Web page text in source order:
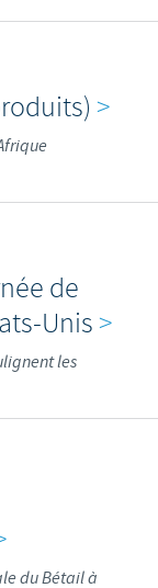
>
de
Unis >
les
du Bétail à